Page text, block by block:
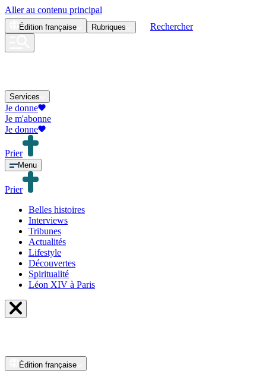
Aller au contenu principal
Édition française Rubriques Rechercher
Services
Je donne
Je m'abonne
Je donne
Prier
Menu
Prier
Belles histoires
Interviews
Tribunes
Actualités
Lifestyle
Découvertes
Spiritualité
Léon XIV à Paris
Édition française